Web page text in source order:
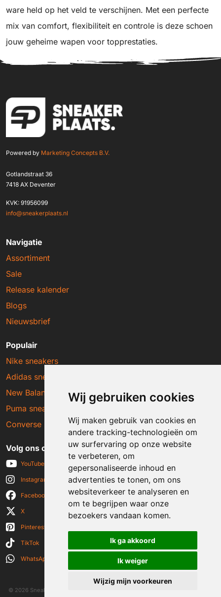
Wij gebruiken cookies
Wij maken gebruik van cookies en
andere tracking-technologieën om
uw surfervaring op onze website
te verbeteren, om
gepersonaliseerde inhoud en
advertenties te tonen, om ons
websiteverkeer te analyseren en
om te begrijpen waar onze
bezoekers vandaan komen.
Ik ga akkoord
Ik weiger
Wijzig mijn voorkeuren
ware held op het veld te verschijnen. Met een perfecte
mix van comfort, flexibiliteit en controle is deze schoen
jouw geheime wapen voor topprestaties.
Powered by Marketing Concepts B.V.
Gotlandstraat 36
7418 AX Deventer
KVK: 91956099
info@sneakerplaats.nl
Navigatie
Assortiment
Sale
Release kalender
Blogs
Nieuwsbrief
Populair
Nike sneakers
Adidas sneakers
New Balance sneakers
Puma sneakers
Converse sneakers
Volg ons op social media
YouTube
Instagram
Facebook
X
Pinterest
TikTok
WhatsApp
© 2026 Sneakerplaats.nl